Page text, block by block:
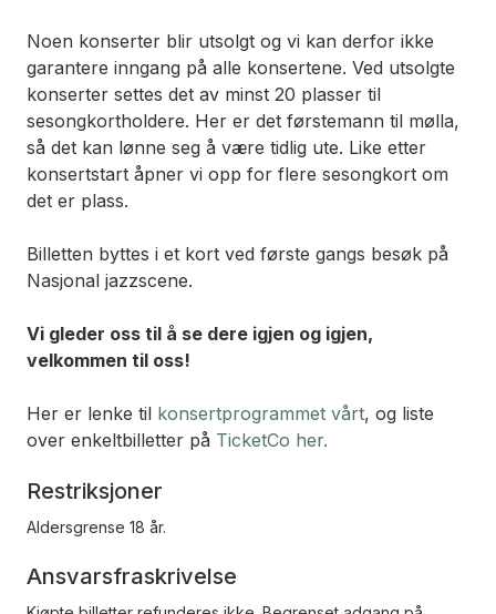
Noen konserter blir utsolgt og vi kan derfor ikke
garantere inngang på alle konsertene. Ved utsolgte
konserter settes det av minst 20 plasser til
sesongkortholdere. Her er det førstemann til mølla,
så det kan lønne seg å være tidlig ute. Like etter
konsertstart åpner vi opp for flere sesongkort om
det er plass.
Billetten byttes i et kort ved første gangs besøk på
Nasjonal jazzscene.
Vi gleder oss til å se dere igjen og igjen,
velkommen til oss!
Her er lenke til konsertprogrammet vårt, og liste
over enkeltbilletter på TicketCo her.
Restriksjoner
Aldersgrense 18 år.
Ansvarsfraskrivelse